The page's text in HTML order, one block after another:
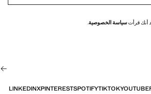
أنك قرأتسياسة الخصوصية.
YOUTUBE
TIKTOK
SPOTIFY
PINTEREST
X
LINKEDIN